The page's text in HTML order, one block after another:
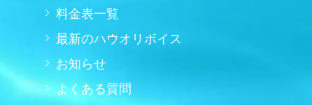
料金表一覧
最新のハウオリボイス
お知らせ
よくある質問